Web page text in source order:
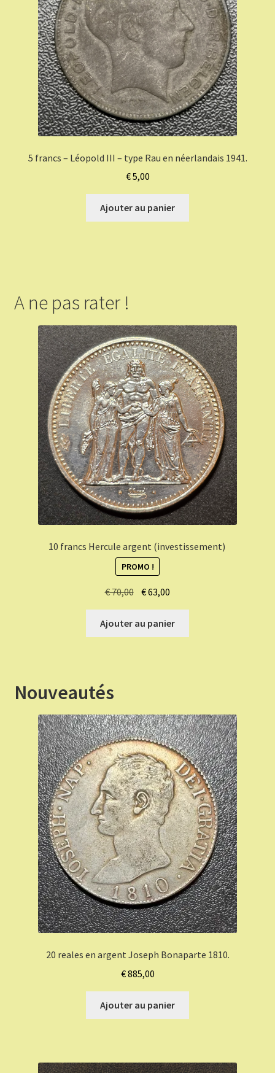
5 francs – Léopold III – type Rau en néerlandais 1941.
€5,00
Ajouter au panier
A ne pas rater !
10 francs Hercule argent (investissement)
PROMO !
€70,00 Le
initial
était :
€63,00
actuel
est :
Ajouter au panier
Nouveautés
20 reales en argent Joseph Bonaparte 1810.
€885,00
Ajouter au panier